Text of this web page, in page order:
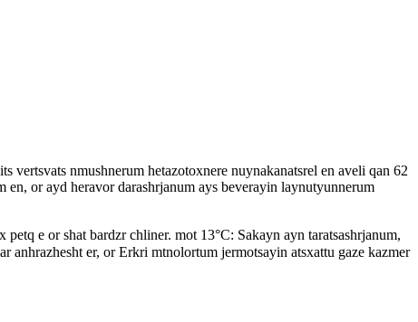
vertsvats nmushnerum hetazotoxnere nuynakanatsrel en aveli qan 62
en, or ayd heravor darashrjanum ays beverayin laynutyunnerum
e or shat bardzr chliner. mot 13°С: Sakayn ayn taratsashrjanum,
anhrazhesht er, or Erkri mtnolortum jermotsayin atsxattu gaze kazmer